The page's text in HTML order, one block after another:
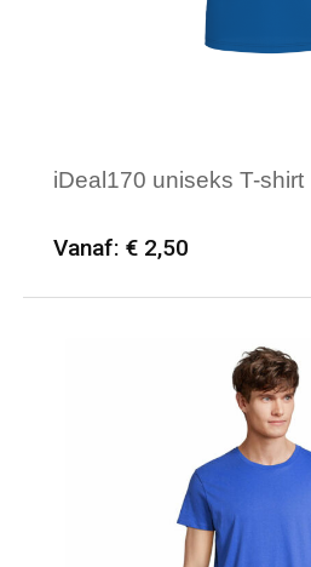
iDeal170 uniseks T-shirt
Vanaf: € 2,50
Minimale afname: 50